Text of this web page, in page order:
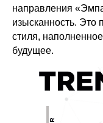
направления
изысканность. Это
стиля,
будущее.